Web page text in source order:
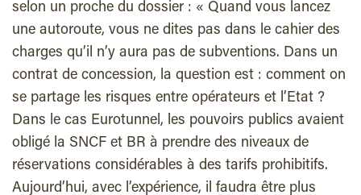
selon un proche du dossier : « Quand vous lancez
une autoroute, vous ne dites pas dans le cahier des
charges qu’il n’y aura pas de subventions. Dans un
contrat de concession, la question est : comment on
se partage les risques entre opérateurs et l’Etat ?
Dans le cas Eurotunnel, les pouvoirs publics avaient
obligé la SNCF et BR à prendre des niveaux de
réservations considérables à des tarifs prohibitifs.
Aujourd’hui, avec l’expérience, il faudra être plus